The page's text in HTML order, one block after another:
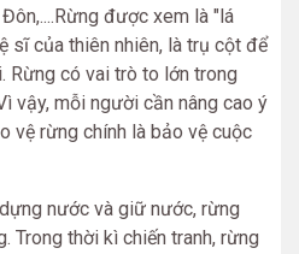
được xem là "lá
sĩ của thiên nhiên, là trụ cột để
Rừng có vai trò to lớn trong
vậy, mỗi người cần nâng cao ý
vệ rừng chính là bảo vệ cuộc
nước và giữ nước, rừng
Trong thời kì chiến tranh, rừng